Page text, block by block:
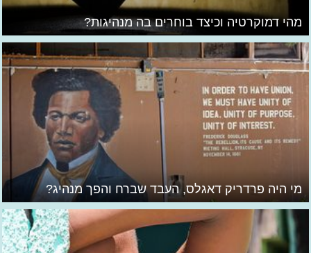
מהי דמוקרטיה וכיצד בוחרים בה מנהיגות?
מי היה פרדריק דאגלס, העבד שברח והפך מנהיג?